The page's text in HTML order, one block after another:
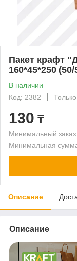
Пакет крафт
160*45*250 (50/
В наличии
Код: 2382
130 ₸
Минимальный
Минимальная
Описание
Описание